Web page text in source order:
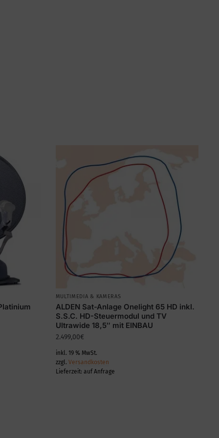
MULTIMEDIA & KAMERAS
ALDEN Sat-Anlage Onelight 65 HD inkl.
S.S.C. HD-Steuermodul und TV
Ultrawide 18,5″ mit EINBAU
2.499,00€
inkl. 19 % MwSt.
zzgl. Versandkosten
Lieferzeit: auf Anfrage